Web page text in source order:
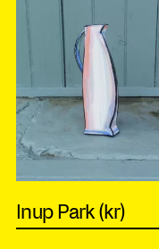
Inup Park (kr)